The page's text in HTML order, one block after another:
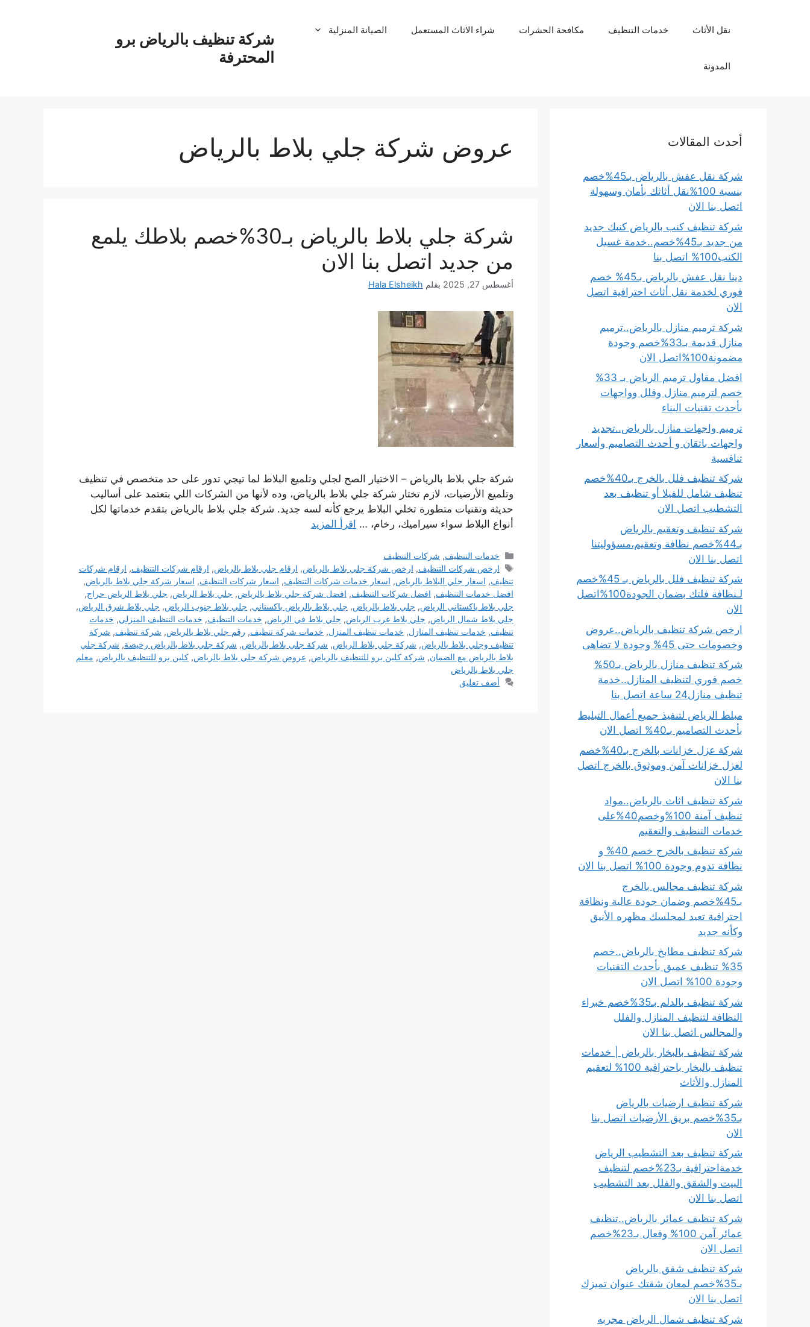
شركة تنظيف بالرياض برو
المحترفة
نقل الأثاث خدمات التنظيف مكافحة الحشرات شراء الاثاث المستعمل الصيانة المنزلية
المدونة
عروض شركة جلي بلاط بالرياض
شركة جلي بلاط بالرياض بـ30%خصم بلاطك يلمع
من جديد اتصل بنا الان
أغسطس 27, 2025 بقلم Hala Elsheikh
شركة جلي بلاط بالرياض – الاختيار الصح لجلي وتلميع البلاط لما تيجي تدور على حد متخصص في تنظيف
وتلميع الأرضيات، لازم تختار شركة جلي بلاط بالرياض، وده لأنها من الشركات اللي بتعتمد على أساليب
حديثة وتقنيات متطورة تخلي البلاط يرجع كأنه لسه جديد. شركة جلي بلاط بالرياض بتقدم خدماتها لكل
أنواع البلاط سواء سيراميك، رخام، … اقرأ المزيد
التصنيفات
خدمات التنظيف, شركات التنظيف
الوسوم
ارخص شركات التنظيف, ارخص شركة جلي بلاط بالرياض, ارقام جلي بلاط بالرياض, ارقام شركات التنظيف, ارقام شركات
تنظيف, اسعار جلي البلاط بالرياض, اسعار خدمات شركات التنظيف, اسعار شركات التنظيف, اسعار شركة جلي بلاط بالرياض,
افضل خدمات التنظيف, افضل شركات التنظيف, افضل شركة جلي بلاط بالرياض, جلي بلاط الرياض, جلي بلاط الرياض حراج,
جلي بلاط باكستاني الرياض, جلي بلاط بالرياض, جلي بلاط بالرياض باكستاني, جلي بلاط جنوب الرياض, جلي بلاط شرق الرياض,
جلي بلاط شمال الرياض, جلي بلاط غرب الرياض, جلي بلاط في الرياض, خدمات التنظيف, خدمات التنظيف المنزلي, خدمات
تنظيف, خدمات تنظيف المنازل, خدمات تنظيف المنزل, خدمات شركة تنظيف, رقم جلي بلاط بالرياض, شركة تنظيف, شركة
تنظيف وجلي بلاط بالرياض, شركة جلي بلاط الرياض, شركة جلي بلاط بالرياض, شركة جلي بلاط بالرياض رخيصة, شركة جلي
بلاط بالرياض مع الضمان, شركة كلين برو للتنظيف بالرياض, عروض شركة جلي بلاط بالرياض, كلين برو للتنظيف بالرياض, معلم
جلي بلاط بالرياض
أضف تعليق
أحدث المقالات
شركة نقل عفش بالرياض بـ45%خصم
بنسبة 100%نقل أثاثك بأمان وسهولة
اتصل بنا الان
شركة تنظيف كنب بالرياض كنبك جديد
من جديد بـ45%خصم..خدمة غسيل
الكنب100% اتصل بنا
دينا نقل عفش بالرياض بـ45% خصم
فوري لخدمة نقل أثاث احترافية اتصل
الان
شركة ترميم منازل بالرياض..ترميم
منازل قديمة بـ33%خصم وجودة
مضمونة100%اتصل الان
افضل مقاول ترميم الرياض بـ 33%
خصم لترميم منازل وفلل وواجهات
بأحدث تقنيات البناء
ترميم واجهات منازل بالرياض..تجديد
واجهات باتقان و أحدث التصاميم وأسعار
تنافسية
شركة تنظيف فلل بالخرج بـ40%خصم
تنظيف شامل للفيلا أو تنظيف بعد
التشطيب اتصل الان
شركة تنظيف وتعقيم بالرياض
بـ44%خصم نظافة وتعقيم،مسؤوليتنا
اتصل بنا الان
شركة تنظيف فلل بالرياض بـ 45%خصم
لـنظافة فلتك بضمان الجودة100%اتصل
الان
ارخص شركة تنظيف بالرياض..عروض
وخصومات حتى 45% وجودة لا تضاهى
شركة تنظيف منازل بالرياض بـ50%
خصم فوري لتنظيف المنازل..خدمة
تنظيف منازل24 ساعة اتصل بنا
مبلط الرياض لتنفيذ جميع أعمال التبليط
بأحدث التصاميم بـ40% اتصل الان
شركة عزل خزانات بالخرج بـ40%خصم
لعزل خزانات آمن وموثوق بالخرج اتصل
بنا الان
شركة تنظيف اثاث بالرياض..مواد
تنظيف آمنة 100%وخصم40%على
خدمات التنظيف والتعقيم
شركة تنظيف بالخرج خصم 40% و
نظافة تدوم وجودة 100% اتصل بنا الان
شركة تنظيف مجالس بالخرج
بـ45%خصم وضمان جودة عالية ونظافة
احترافية تعيد لمجلسك مظهره الأنيق
وكأنه جديد
شركة تنظيف مطابخ بالرياض..خصم
35% تنظيف عميق بأحدث التقنيات
وجودة 100% اتصل الان
شركة تنظيف بالدلم بـ35%خصم خبراء
النظافة لتنظيف المنازل والفلل
والمجالس اتصل بنا الان
شركة تنظيف بالبخار بالرياض | خدمات
تنظيف بالبخار باحترافية 100% لتعقيم
المنازل والأثاث
شركة تنظيف ارضيات بالرياض
بـ35%خصم بريق الأرضيات اتصل بنا
الان
شركة تنظيف بعد التشطيب الرياض
خدمةاحترافية بـ23%خصم لتنظيف
البيت والشقق والفلل بعد التشطيب
اتصل بنا الان
شركة تنظيف عمائر بالرياض..تنظيف
عمائر آمن 100% وفعال بـ23%خصم
اتصل الان
شركة تنظيف شقق بالرياض
بـ35%خصم لمعان شقتك عنوان تميزك
اتصل بنا الان
شركة تنظيف شمال الرياض مجربه